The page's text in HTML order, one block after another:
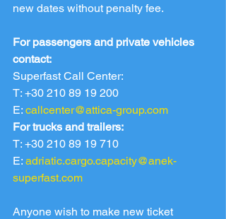
new dates without penalty fee.
For passengers and private vehicles
contact:
Superfast Call Center:
T: +30 210 89 19 200
E: callcenter@attica-group.com
For trucks and trailers:
T: +30 210 89 19 710
E: adriatic.cargo.capacity@anek-
superfast.com
Anyone wish to make new ticket